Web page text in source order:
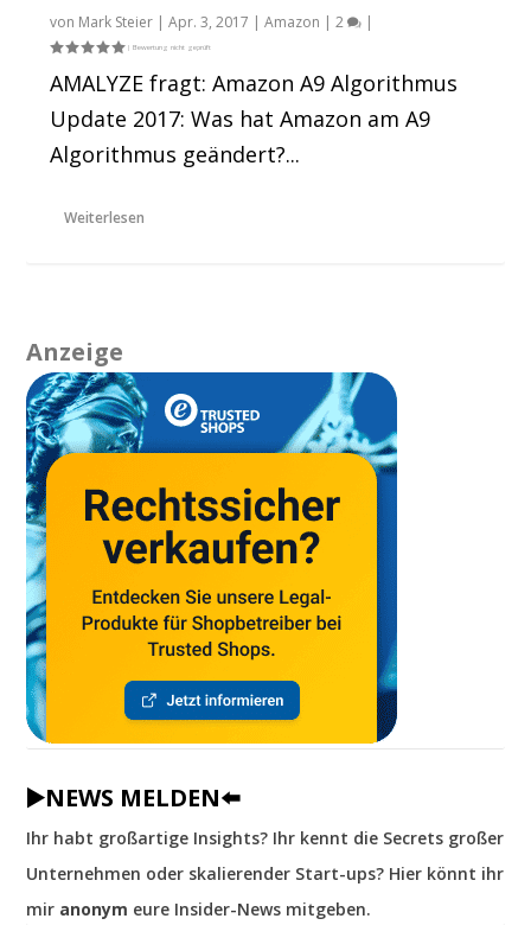
von Mark Steier |Apr. 3, 2017 |Amazon |2 |
AMALYZE fragt: Amazon A9 Algorithmus
Update 2017: Was hat Amazon am A9
Algorithmus geändert?...
Weiterlesen
Anzeige
▶️NEWS MELDEN⬅️
Ihr habt großartige Insights? Ihr kennt die Secrets großer
Unternehmen oder skalierender Start-ups? Hier könnt ihr
mir anonym eure Insider-News mitgeben.